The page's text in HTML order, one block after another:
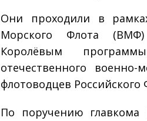
Они проходили в
Морского Флота
Королёвым
отечественного военно-
флотоводцев Российского
По поручению